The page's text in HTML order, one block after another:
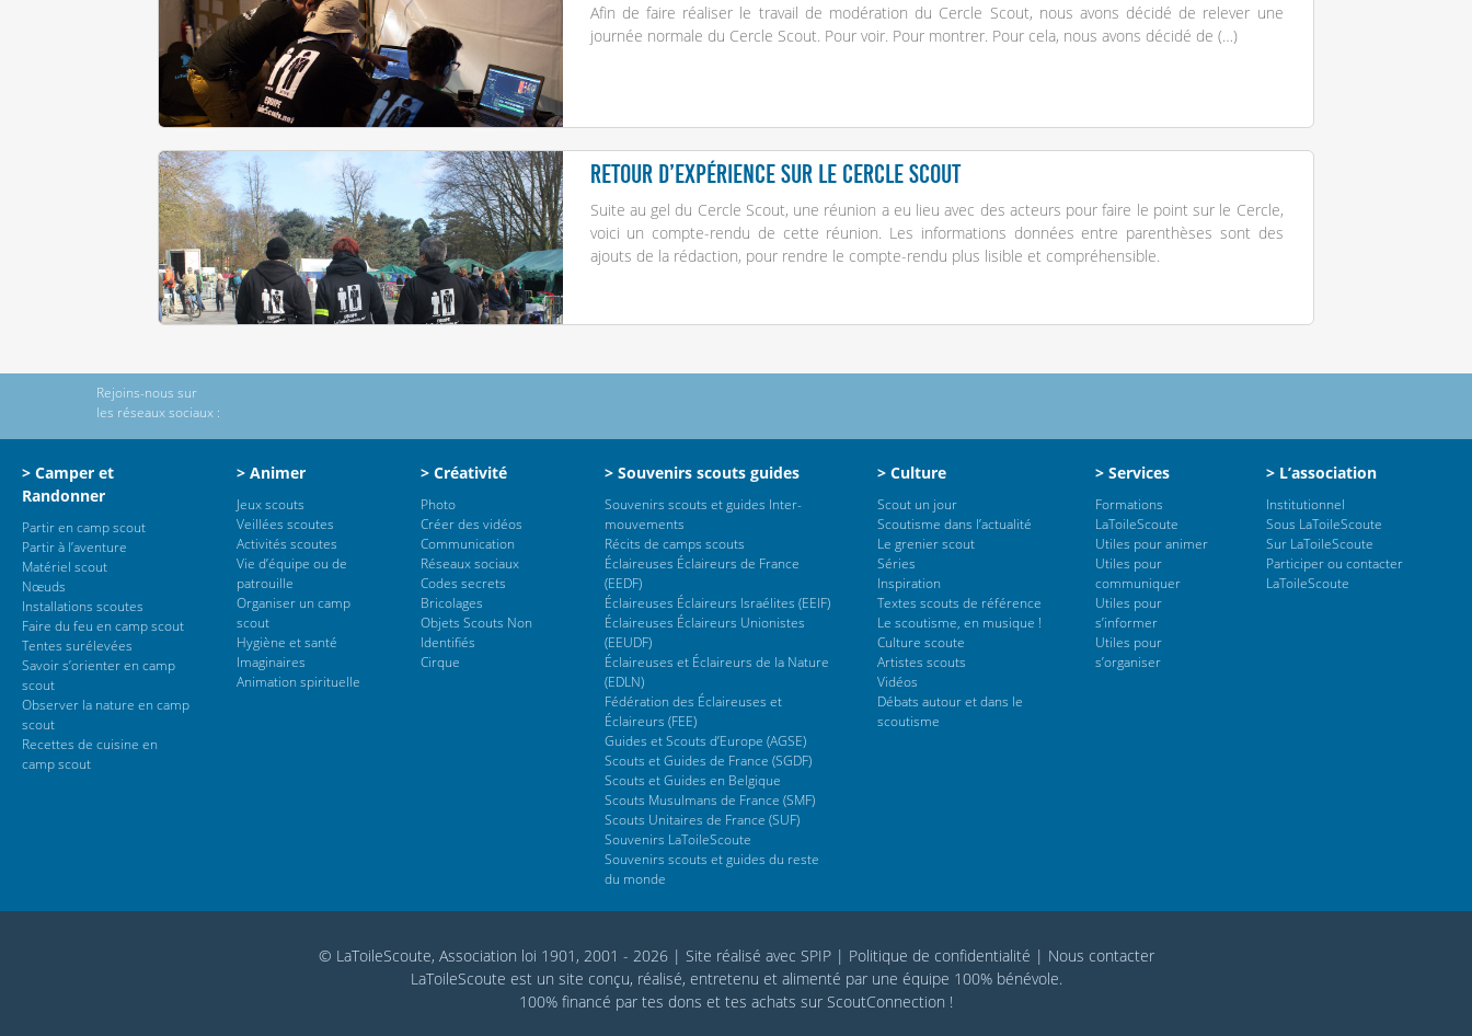
Afin de faire réaliser le travail de modération du Cercle Scout, nous avons décidé de relever une
journée normale du Cercle Scout. Pour voir. Pour montrer. Pour cela, nous avons décidé de (…)
Retour d’expérience sur le Cercle Scout
Suite au gel du Cercle Scout, une réunion a eu lieu avec des acteurs pour faire le point sur le Cercle,
voici un compte-rendu de cette réunion. Les informations données entre parenthèses sont des
ajouts de la rédaction, pour rendre le compte-rendu plus lisible et compréhensible.
Rejoins-nous sur
les réseaux sociaux :
> Camper et
Randonner
Partir en camp scout
Partir à l’aventure
Matériel scout
Nœuds
Installations scoutes
Faire du feu en camp scout
Tentes surélevées
Savoir s’orienter en camp
scout
Observer la nature en camp
scout
Recettes de cuisine en
camp scout
> Animer
Jeux scouts
Veillées scoutes
Activités scoutes
Vie d’équipe ou de
patrouille
Organiser un camp
scout
Hygiène et santé
Imaginaires
Animation spirituelle
> Créativité
Photo
Créer des vidéos
Communication
Réseaux sociaux
Codes secrets
Bricolages
Objets Scouts Non
Identifiés
Cirque
> Souvenirs scouts guides
Souvenirs scouts et guides Inter-
mouvements
Récits de camps scouts
Éclaireuses Éclaireurs de France
(EEDF)
Éclaireuses Éclaireurs Israélites (EEIF)
Éclaireuses Éclaireurs Unionistes
(EEUDF)
Éclaireuses et Éclaireurs de la Nature
(EDLN)
Fédération des Éclaireuses et
Éclaireurs (FEE)
Guides et Scouts d’Europe (AGSE)
Scouts et Guides de France (SGDF)
Scouts et Guides en Belgique
Scouts Musulmans de France (SMF)
Scouts Unitaires de France (SUF)
Souvenirs LaToileScoute
Souvenirs scouts et guides du reste
du monde
> Culture
Scout un jour
Scoutisme dans l’actualité
Le grenier scout
Séries
Inspiration
Textes scouts de référence
Le scoutisme, en musique !
Culture scoute
Artistes scouts
Vidéos
Débats autour et dans le
scoutisme
> Services
Formations
LaToileScoute
Utiles pour animer
Utiles pour
communiquer
Utiles pour
s’informer
Utiles pour
s’organiser
> L’association
Institutionnel
Sous LaToileScoute
Sur LaToileScoute
Participer ou contacter
LaToileScoute
© LaToileScoute, Association loi 1901, 2001 - 2026| Site réalisé avec SPIP| Politique de confidentialité | Nous contacter
LaToileScoute est un site conçu, réalisé, entretenu et alimenté par une équipe 100% bénévole.
100% financé par tes dons et tes achats sur ScoutConnection !